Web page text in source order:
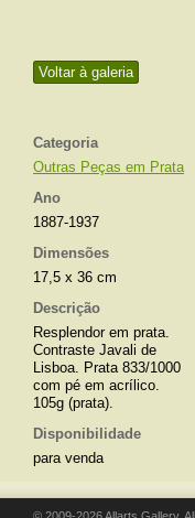
Voltar à galeria
Categoria
Outras Peças em Prata
Ano
1887-1937
Dimensões
17,5 x 36 cm
Descrição
Resplendor em prata.
Contraste Javali de
Lisboa. Prata 833/1000
com pé em acrílico.
105g (prata).
Disponibilidade
para venda